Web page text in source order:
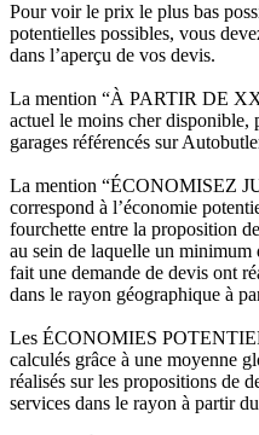
Pour voir le prix le plus bas
potentielles possibles, vous
dans l’aperçu de vos devis.
La mention “À PARTIR DE
actuel le moins cher disponible,
garages référencés sur
La mention “ÉCONOMISEZ
correspond à l’économie
fourchette entre la proposition
au sein de laquelle un minimum
fait une demande de devis ont
dans le rayon géographique à
Les ÉCONOMIES
calculés grâce à une moyenne
réalisés sur les propositions de
services dans le rayon à partir